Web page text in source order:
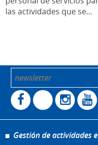
las actividades que se...
Gestión de actividades